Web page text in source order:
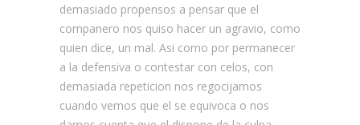
demasiado propensos a pensar que el
companero nos quiso hacer un agravio, como
quien dice, un mal. Asi­ como por permanecer
a la defensiva o contestar con celos, con
demasiada repeticion nos regocijamos
cuando vemos que el se equivoca o nos